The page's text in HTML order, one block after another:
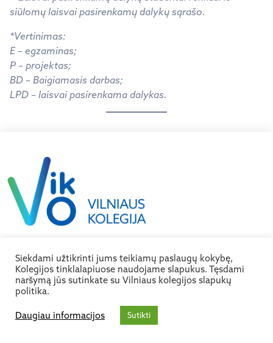
siūlomų laisvai pasirenkamų dalykų sąrašo.
*Vertinimas:
E – egzaminas;
P – projektas;
BD – Baigiamasis darbas;
LPD – laisvai pasirenkama dalykas.
Saltoniškių g. 58 - 1, 08105, Vilnius.
Įmonės kodas 111965131
PVM mokėtojo kodas LT119651314
Kontaktai
Siekdami užtikrinti jums teikiamų paslaugų kokybę,
Kolegijos tinklalapiuose naudojame slapukus. Tęsdami
naršymą jūs sutinkate su Vilniaus kolegijos slapukų
politika.
Daugiau informacijos Sutikti